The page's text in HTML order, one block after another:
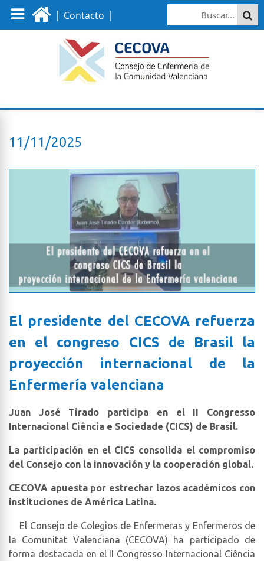
| Contacto |
11/11/2025
El presidente del CECOVA refuerza
en el congreso CICS de Brasil la
proyección internacional de la
Enfermería valenciana
Juan José Tirado participa en el II Congresso
Internacional Ciência e Sociedade (CICS) de Brasil.
La participación en el CICS consolida el compromiso
del Consejo con la innovación y la cooperación global.
CECOVA apuesta por estrechar lazos académicos con
instituciones de América Latina.
El Consejo de Colegios de Enfermeras y Enfermeros de
la Comunitat Valenciana (CECOVA) ha participado de
forma destacada en el II Congresso Internacional Ciência